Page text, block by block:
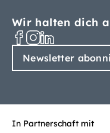
Wir halten dich
Newsletter
In Partnerschaft mit